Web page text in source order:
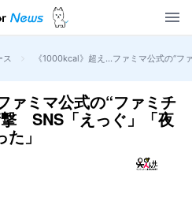
ス > 《1000kcal》超え…ファミマ公式の“
ァミマ公式の“ファミチ
SNS「えっぐ」「夜
」